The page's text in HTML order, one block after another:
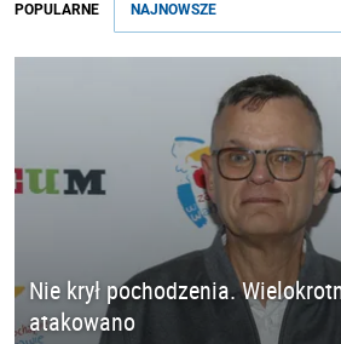
POPULARNE NAJNOWSZE
Nie krył pochodzenia.
atakowano